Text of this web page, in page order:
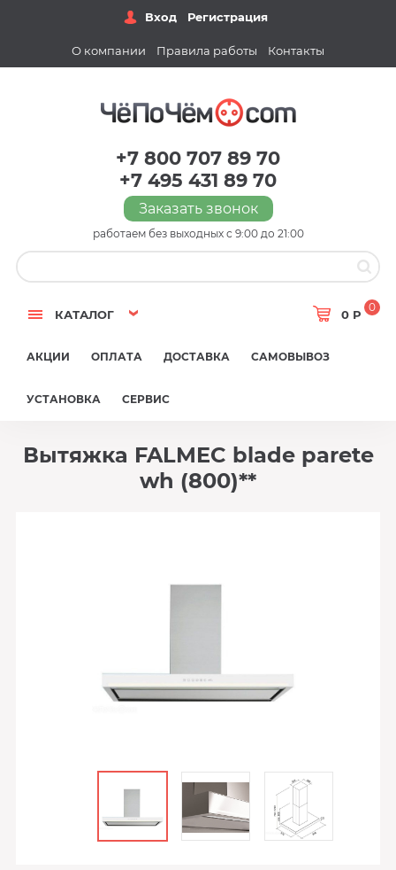
Вход Регистрация
О компании Правила работы Контакты
+7 800 707 89 70
+7 495 431 89 70
Заказать звонок
работаем без выходных с 9:00 до 21:00
КАТАЛОГ 0 Р
0
АКЦИИ ОПЛАТА ДОСТАВКА САМОВЫВОЗ
УСТАНОВКА СЕРВИС
Вытяжка FALMEC blade parete
wh (800)**